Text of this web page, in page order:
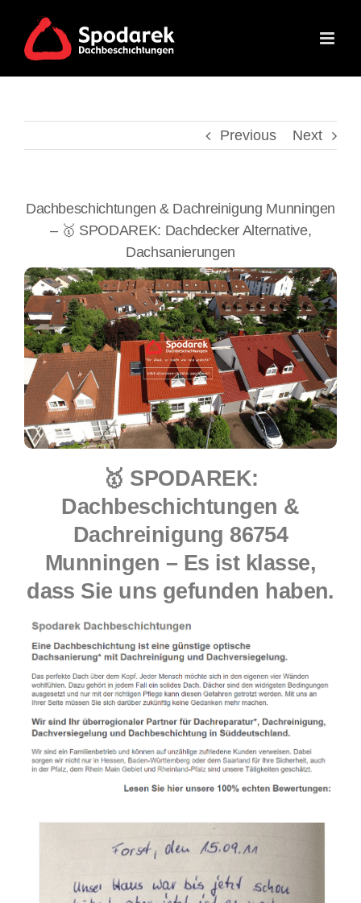
content
Previous Next
Dachbeschichtungen & Dachreinigung Munningen
– 🥇 SPODAREK: Dachdecker Alternative,
Dachsanierungen
🥇 SPODAREK:
Dachbeschichtungen &
Dachreinigung 86754
Munningen – Es ist klasse,
dass Sie uns gefunden haben.